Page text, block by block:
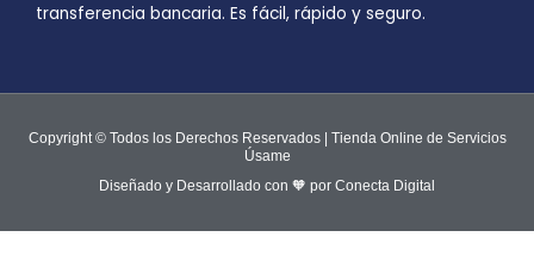
transferencia bancaria. Es fácil, rápido y seguro.
Copyright © Todos los Derechos Reservados | Tienda Online de Servicios
Úsame
Diseñado y Desarrollado con 🧡 por Conecta Digital